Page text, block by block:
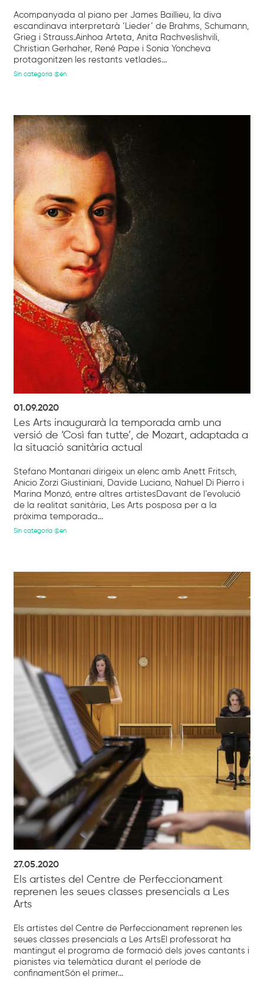
Acompanyada al piano per James Baillieu, la diva
escandinava interpretarà ‘Lieder’ de Brahms, Schumann,
Grieg i Strauss.Ainhoa Arteta, Anita Rachveslishvili,
Christian Gerhaher, René Pape i Sonia Yoncheva
protagonitzen les restants vetlades...
Sin categoría @en
01.09.2020
Les Arts inaugurarà la temporada amb una
versió de ‘Così fan tutte’, de Mozart, adaptada a
la situació sanitària actual
Stefano Montanari dirigeix un elenc amb Anett Fritsch,
Anicio Zorzi Giustiniani, Davide Luciano, Nahuel Di Pierro i
Marina Monzó, entre altres artistesDavant de l’evolució
de la realitat sanitària, Les Arts posposa per a la
pròxima temporada...
Sin categoría @en
27.05.2020
Els artistes del Centre de Perfeccionament
reprenen les seues classes presencials a Les
Arts
Els artistes del Centre de Perfeccionament reprenen les
seues classes presencials a Les ArtsEl professorat ha
mantingut el programa de formació dels joves cantants i
pianistes via telemàtica durant el període de
confinamentSón el primer...